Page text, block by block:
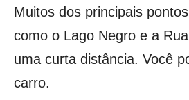
Muitos dos principais
como o Lago Negro e a
uma curta distância. Você
carro.